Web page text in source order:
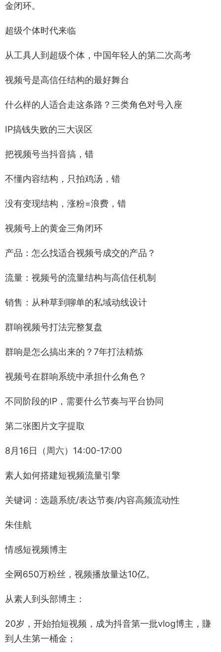
金闭环。
超级个体时代来临
从工具人到超级个体，中国年轻人的第二次高考
视频号是高信任结构的最好舞台
什么样的人适合走这条路？三类角色对号入座
IP搞钱失败的三大误区
把视频号当抖音搞，错
不懂内容结构，只拍鸡汤，错
没有变现结构，涨粉=浪费，错
视频号上的黄金三角闭环
产品：怎么找适合视频号成交的产品？
流量：视频号的流量结构与高信任机制
销售：从种草到聊单的私域动线设计
群响视频号打法完整复盘
群响是怎么搞出来的？7年打法精炼
视频号在群响系统中承担什么角色？
不同阶段的IP，需要什么节奏与平台协同
第二张图片文字提取
8月16日（周六）14:00-17:00
素人如何搭建短视频流量引擎
关键词：选题系统/表达节奏/内容高频流动性
朱佳航
情感短视频博主
全网650万粉丝，视频播放量达10亿。
从素人到头部博主：
20岁，开始拍短视频，成为抖音第一批vlog博主，賺
到人生第一桶金；